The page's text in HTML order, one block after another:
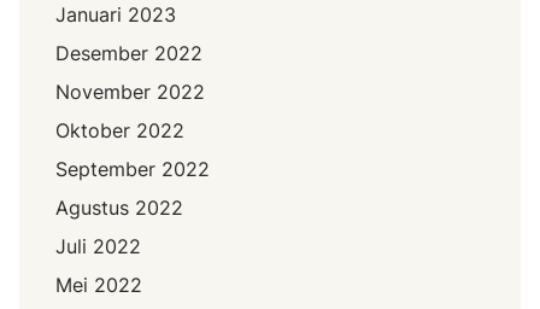
Januari 2023
Desember 2022
November 2022
Oktober 2022
September 2022
Agustus 2022
Juli 2022
Mei 2022